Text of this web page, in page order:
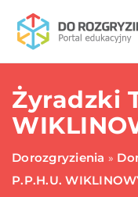
Żyradzki
Dorozgryzienia »
P.P.H.U.